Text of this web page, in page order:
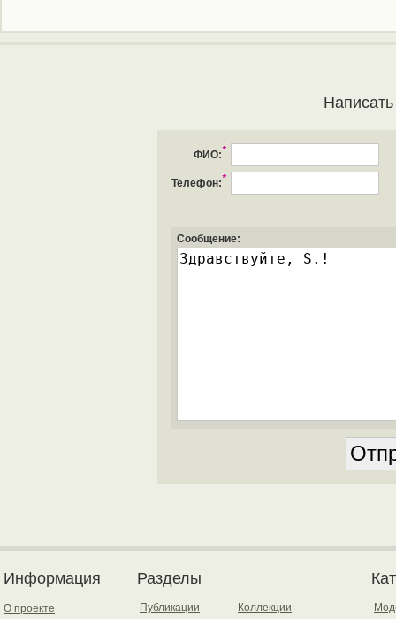
ФИО:*
Телефон:*
Сообщение:
Информация
О проекте
Разделы
Публикации
Коллекции